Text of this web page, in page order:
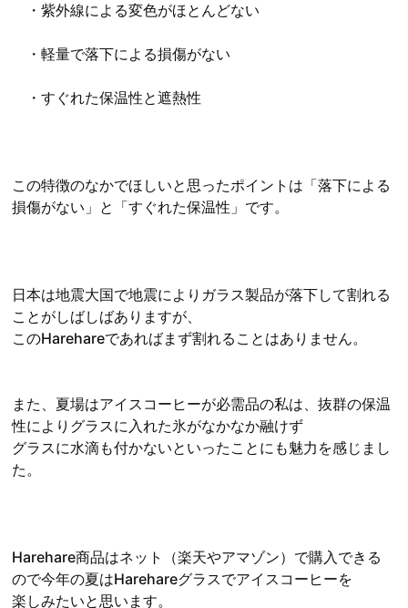
・紫外線による変色がほとんどない
・軽量で落下による損傷がない
・すぐれた保温性と遮熱性
この特徴のなかでほしいと思ったポイントは「落下による
損傷がない」と「すぐれた保温性」です。
日本は地震大国で地震によりガラス製品が落下して割れる
ことがしばしばありますが、
このHarehareであればまず割れることはありません。
また、夏場はアイスコーヒーが必需品の私は、抜群の保温
性によりグラスに入れた氷がなかなか融けず
グラスに水滴も付かないといったことにも魅力を感じまし
た。
Harehare商品はネット（楽天やアマゾン）で購入できる
ので今年の夏はHarehareグラスでアイスコーヒーを
楽しみたいと思います。